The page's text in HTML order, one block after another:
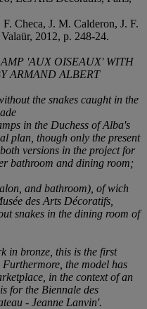
Checa, J. M. Calderon, J. F.
2012, p. 248-24.
'AUX OISEAUX' WITH
ARMAND ALBERT
the snakes caught in the
in the Duchess of Alba's
plan, though only the present
versions in the project for
bathroom and dining room;
and bathroom), of wich
des Arts Décoratifs,
snakes in the dining room of
in bronze, this is the first
the model has
in the context of an
for the Biennale des
- Jeanne Lanvin'.